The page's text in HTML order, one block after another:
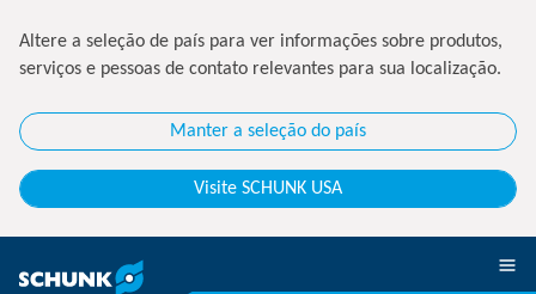
Altere a seleção de país para ver informações sobre produtos,
serviços e pessoas de contato relevantes para sua localização.
Manter a seleção do país
Visite SCHUNK USA